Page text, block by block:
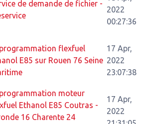
de demande de fichier -
2022
00:27:36
flexfuel
E85 sur Rouen 76 Seine
17 Apr,
2022
23:07:38
moteur
Ethanol E85 Coutras -
16 Charente 24
17 Apr,
2022